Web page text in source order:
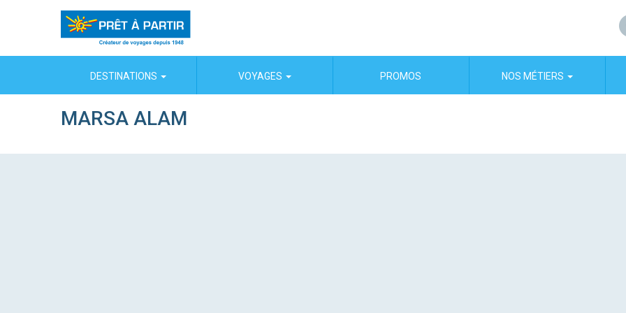
DESTINATIONS VOYAGES PROMOS NOS MÉTIERS
MARSA ALAM